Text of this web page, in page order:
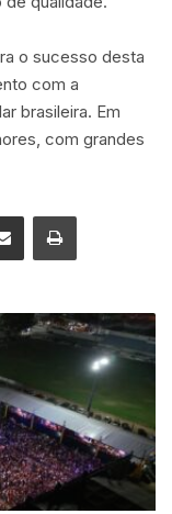
o sucesso desta
com a
brasileira. Em
com grandes
Compartilhar via e-mail Imprimir